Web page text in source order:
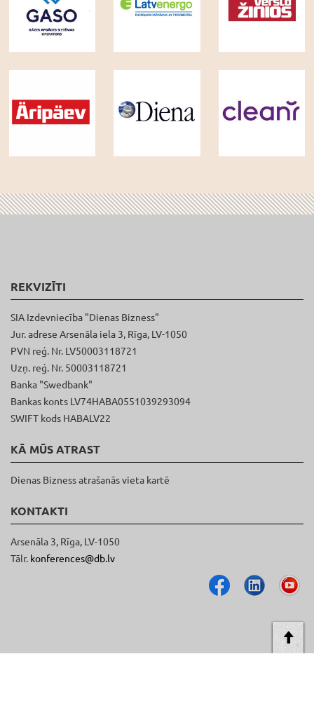
REKVIZĪTI
SIA Izdevniecība "Dienas Bizness"
Jur. adrese Arsenāla iela 3, Rīga, LV-1050
PVN reģ. Nr. LV50003118721
Uzņ. reģ. Nr. 50003118721
Banka "Swedbank"
Bankas konts LV74HABA0551039293094
SWIFT kods HABALV22
KĀ MŪS ATRAST
Dienas Bizness atrašanās vieta kartē
KONTAKTI
Arsenāla 3, Rīga, LV-1050
Tālr. konferences@db.lv